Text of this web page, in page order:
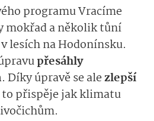
programu Vracíme
mokřad a několik tůní
lesích na Hodonínsku.
přesáhly
. Díky úpravě se alezlepší
to přispěje jak klimatu